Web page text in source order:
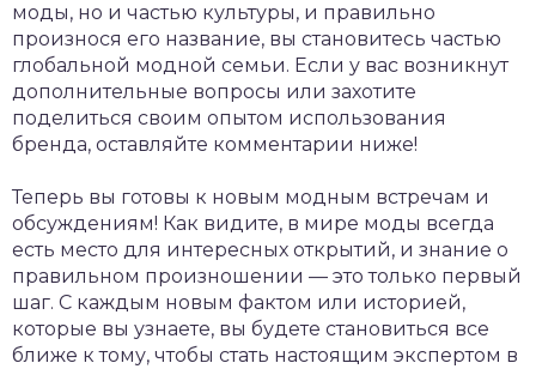
моды, но и частью культуры, и правильно
произнося его название, вы становитесь частью
глобальной модной семьи. Если у вас возникнут
дополнительные вопросы или захотите
поделиться своим опытом использования
бренда, оставляйте комментарии ниже!
Теперь вы готовы к новым модным встречам и
обсуждениям! Как видите, в мире моды всегда
есть место для интересных открытий, и знание о
правильном произношении — это только первый
шаг. С каждым новым фактом или историей,
которые вы узнаете, вы будете становиться все
ближе к тому, чтобы стать настоящим экспертом в